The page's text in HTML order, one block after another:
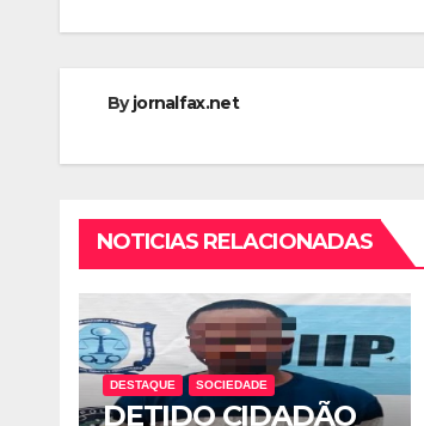
Byjornalfax.net
NOTICIAS RELACIONADAS
DESTAQUE SOCIEDADE
DETIDO CIDADÃO